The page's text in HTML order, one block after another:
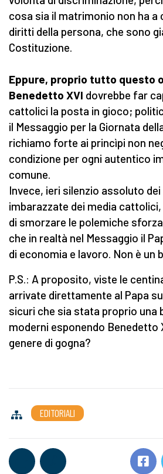
cosa sia il matrimonio non ha a
diritti della persona, che sono
Costituzione.
Eppure, proprio tutto questo
Benedetto XVI dovrebbe far
cattolici la posta in gioco;
il Messaggio per la Giornata
richiamo forte ai princìpi non
condizione per ogni autentico
comune.
Invece, ieri silenzio assoluto
imbarazzate dei media
di smorzare le polemiche
che in realtà nel Messaggio il
di economia e lavoro. Non è un
P.S.: A proposito, viste le
arrivate direttamente al Papa
sicuri che sia stata proprio una
moderni esponendo Benedetto
genere di gogna?
EDITORIALI